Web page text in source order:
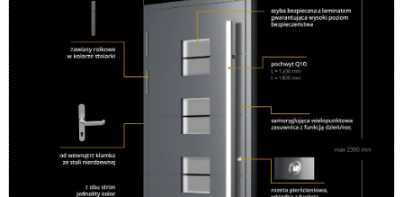
Powstaliśmy w 1995 roku jako firma rodzinna i taki
charakter utrzymujemy do tej pory. Oferujemy sprzedaż i